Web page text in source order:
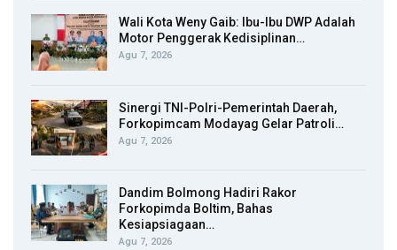
Wali Kota Weny Gaib: Ibu-Ibu DWP Adalah
Motor Penggerak Kedisiplinan…
Agu 7, 2026
Sinergi TNI-Polri-Pemerintah Daerah,
Forkopimcam Modayag Gelar Patroli…
Agu 7, 2026
Dandim Bolmong Hadiri Rakor
Forkopimda Boltim, Bahas
Kesiapsiagaan…
Agu 7, 2026